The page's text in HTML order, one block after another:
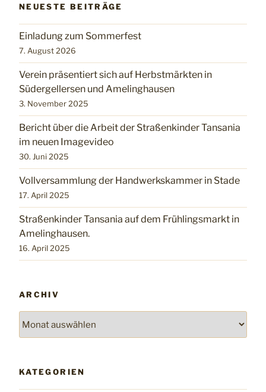
NEUESTE BEITRÄGE
Einladung zum Sommerfest
7. August 2026
Verein präsentiert sich auf Herbstmärkten in
Südergellersen und Amelinghausen
3. November 2025
Bericht über die Arbeit der Straßenkinder Tansania
im neuen Imagevideo
30. Juni 2025
Vollversammlung der Handwerkskammer in Stade
17. April 2025
Straßenkinder Tansania auf dem Frühlingsmarkt in
Amelinghausen.
16. April 2025
ARCHIV
KATEGORIEN